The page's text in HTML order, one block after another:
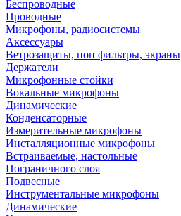
Беспроводные
Проводные
Микрофоны, радиосистемы
Аксессуары
Ветрозащиты, поп фильтры, экраны
Держатели
Микрофонные стойки
Вокальные микрофоны
Динамические
Конденсаторные
Измерительные микрофоны
Инсталляционные микрофоны
Встраиваемые, настольные
Пограничного слоя
Подвесные
Инструментальные микрофоны
Динамические